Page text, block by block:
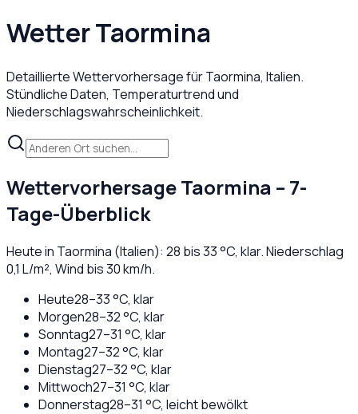
WetterTaormina
Detaillierte Wettervorhersage fürTaormina, Italien.
Stündliche Daten, Temperaturtrend und
Niederschlagswahrscheinlichkeit.
WettervorhersageTaormina – 7-
Tage-Überblick
Heute in Taormina (Italien): 28 bis33°C, klar. Niederschlag
0,1 L/m², Wind bis30km/h.
Heute28–33°C, klar
Morgen28–32°C, klar
Sonntag27–31 °C, klar
Montag27–32°C, klar
Dienstag27–32°C, klar
Mittwoch27–31 °C, klar
Donnerstag28–31 °C, leicht bewölkt